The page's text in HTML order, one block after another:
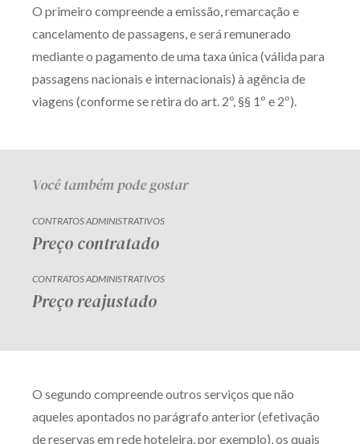
O primeiro compreende a emissão, remarcação e
cancelamento de passagens, e será remunerado
mediante o pagamento de uma taxa única (válida para
passagens nacionais e internacionais) à agência de
viagens (conforme se retira do art. 2º, §§ 1º e 2º).
Você também pode gostar
CONTRATOS ADMINISTRATIVOS
Preço contratado
CONTRATOS ADMINISTRATIVOS
Preço reajustado
O segundo compreende outros serviços que não
aqueles apontados no parágrafo anterior (efetivação
de reservas em rede hoteleira, por exemplo), os quais